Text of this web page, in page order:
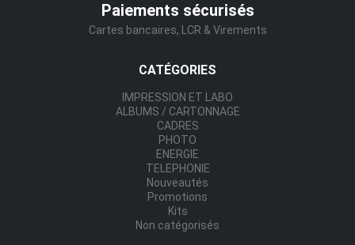
Paiements sécurisés
Cartes bancaires, LCR & Virements
CATÉGORIES
IMPRESSION ET LABO
ALBUMS / CARTONNAGE
CADRES
PHOTO
ENERGIE
TELEPHONIE
Nouveautés
Promotions
Kits
Non catégorisés